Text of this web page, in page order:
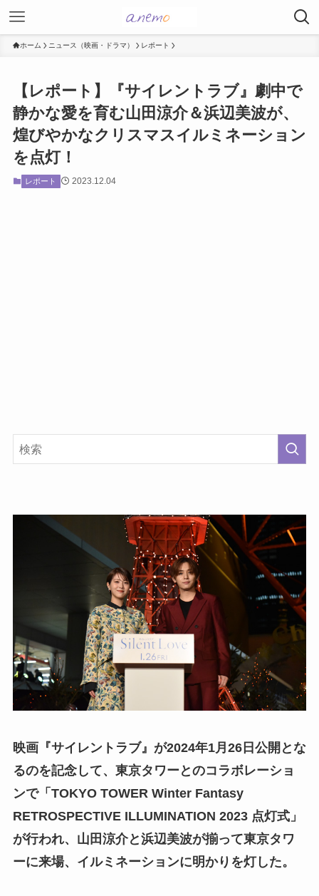
ホーム ニュース（映画・ドラマ） レポート
【レポート】『サイレントラブ』劇中で
静かな愛を育む山田涼介＆浜辺美波が、
煌びやかなクリスマスイルミネーション
を点灯！
レポート 2023.12.04
映画『サイレントラブ』が2024年1月26日公開とな
るのを記念して、東京タワーとのコラボレーショ
ンで「TOKYO TOWER Winter Fantasy
RETROSPECTIVE ILLUMINATION 2023 点灯式」
が行われ、山田涼介と浜辺美波が揃って東京タワ
ーに来場、イルミネーションに明かりを灯した。